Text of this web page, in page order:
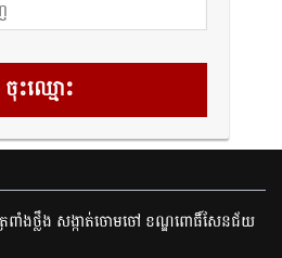
រពាំងថ្លឹង សង្កាត់ចោមចៅ ខណ្ឌពោធិ៍សែនជ័យ